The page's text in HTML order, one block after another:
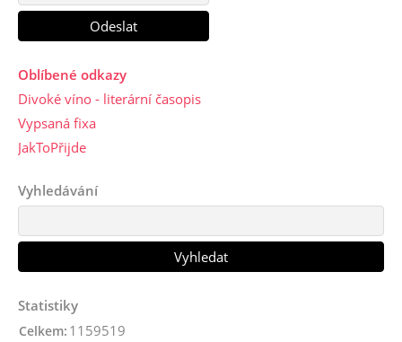
Oblíbené odkazy
Divoké víno - literární časopis
Vypsaná fixa
JakToPřijde
Vyhledávání
Statistiky
Celkem: 1159519